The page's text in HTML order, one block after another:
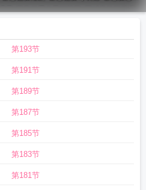
看蓄意偏爱尤是画容楷死对头竹马他美
阅读
TXT蓄意偏爱TXT百度
文免费阅读
爱免费阅读
集免费蓄意偏爱短剧在线观看
播放蓄意偏爱作者卿卿
阅读蓄意偏爱短剧全集完整版
电视剧免费观看
第193节
第191节
第189节
第187节
第185节
第183节
第181节